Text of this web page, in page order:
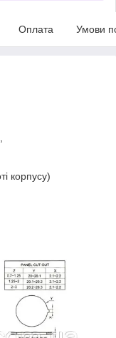
Оплата Умови
корпусу)